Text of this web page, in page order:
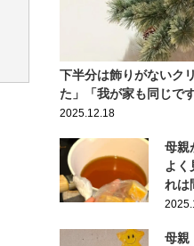
下半分は飾りがないク
た」「我が家も同じです
2025.12.18
母親
よ
れは
母親